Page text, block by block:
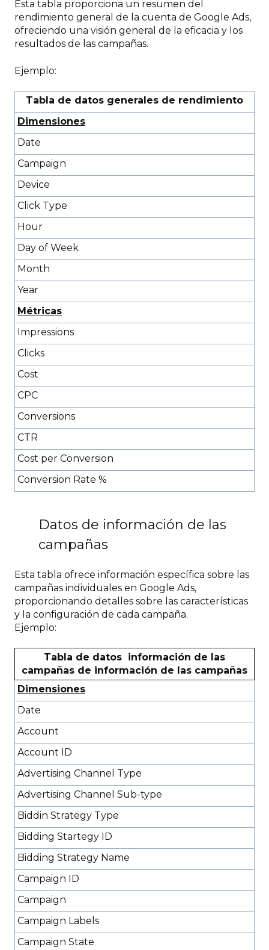
Esta tabla proporciona un resumen del
rendimiento general de la cuenta de Google Ads,
ofreciendo una visión general de la eficacia y los
resultados de las campañas.
Ejemplo:
Tabla de datos generales de rendimiento
Dimensiones
Date
Campaign
Device
Click Type
Hour
Day of Week
Month
Year
Métricas
Impressions
Clicks
Cost
CPC
Conversions
CTR
Cost per Conversion
Conversion Rate %
Datos de información de las
campañas
Esta tabla ofrece información específica sobre las
campañas individuales en Google Ads,
proporcionando detalles sobre las características
y la configuración de cada campaña.
Ejemplo:
Tabla de datos información de las
campañas de información de las campañas
Dimensiones
Date
Account
Account ID
Advertising Channel Type
Advertising Channel Sub-type
Biddin Strategy Type
Bidding Startegy ID
Bidding Strategy Name
Campaign ID
Campaign
Campaign Labels
Campaign State